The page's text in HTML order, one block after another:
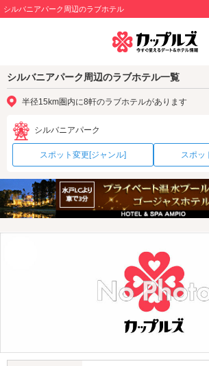
シルバニアパーク周辺のラブホテル
シルバニアパーク周辺のラブホテル一覧
半径15km圏内に8軒のラブホテルがあります
シルバニアパーク
スポット変更[ジャンル] スポッ